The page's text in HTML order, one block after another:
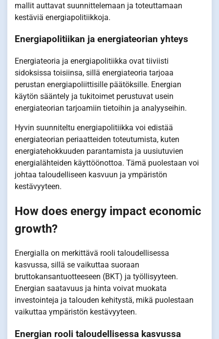
mallit auttavat suunnittelemaan ja toteuttamaan
kestäviä energiapolitiikkoja.
Energiapolitiikan ja energiateorian yhteys
Energiateoria ja energiapolitiikka ovat tiiviisti
sidoksissa toisiinsa, sillä energiateoria tarjoaa
perustan energiapoliittisille päätöksille. Energian
käytön sääntely ja tukitoimet perustuvat usein
energiateorian tarjoamiin tietoihin ja analyyseihin.
Hyvin suunniteltu energiapolitiikka voi edistää
energiateorian periaatteiden toteutumista, kuten
energiatehokkuuden parantamista ja uusiutuvien
energialähteiden käyttöönottoa. Tämä puolestaan voi
johtaa taloudelliseen kasvuun ja ympäristön
kestävyyteen.
How does energy impact economic
growth?
Energialla on merkittävä rooli taloudellisessa
kasvussa, sillä se vaikuttaa suoraan
bruttokansantuotteeseen (BKT) ja työllisyyteen.
Energian saatavuus ja hinta voivat muokata
investointeja ja talouden kehitystä, mikä puolestaan
vaikuttaa ympäristön kestävyyteen.
Energian rooli taloudellisessa kasvussa